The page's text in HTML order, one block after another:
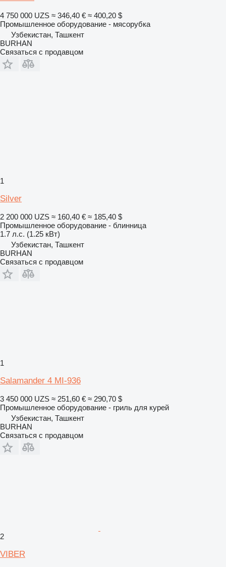
4 750 000 UZS ≈ 346,40 € ≈ 400,20 $
Промышленное оборудование - мясорубка
Узбекистан, Ташкент
BURHAN
Связаться с продавцом
1
Silver
2 200 000 UZS ≈ 160,40 € ≈ 185,40 $
Промышленное оборудование - блинница
1.7 л.с. (1.25 кВт)
Узбекистан, Ташкент
BURHAN
Связаться с продавцом
1
Salamander 4 MI-936
3 450 000 UZS ≈ 251,60 € ≈ 290,70 $
Промышленное оборудование - гриль для курей
Узбекистан, Ташкент
BURHAN
Связаться с продавцом
2
VIBER